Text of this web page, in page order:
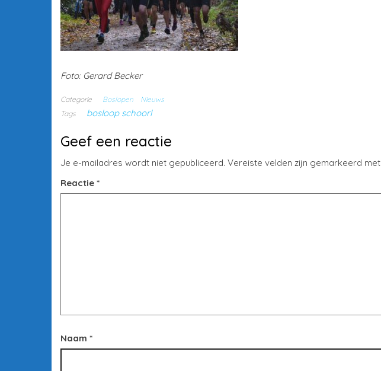
Foto: Gerard Becker
Categorie Boslopen
Nieuws
Tags
bosloop schoorl
Geef een reactie
Je e-mailadres wordt niet gepubliceerd. Vereiste velden zijn gemarkeerd met
Reactie *
Naam *